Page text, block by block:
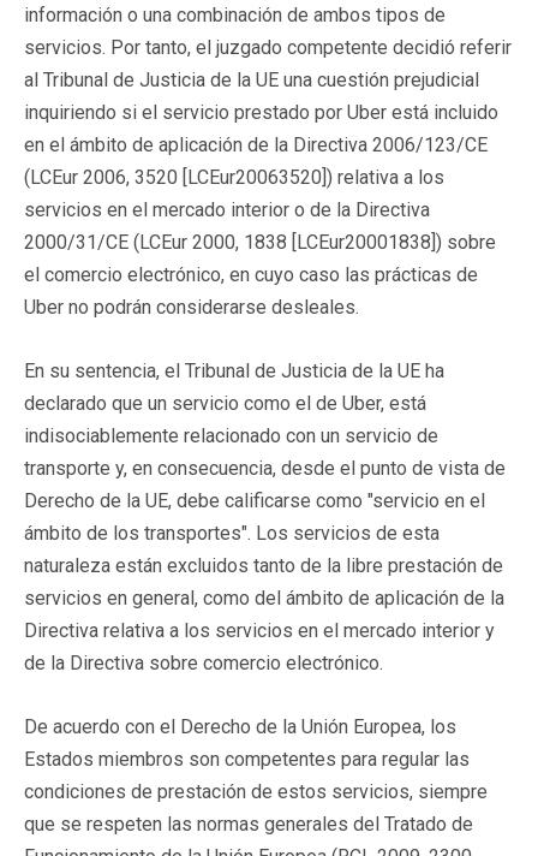
información o una combinación de ambos tipos de
servicios. Por tanto, el juzgado competente decidió referir
al Tribunal de Justicia de la UE una cuestión prejudicial
inquiriendo si el servicio prestado por Uber está incluido
en el ámbito de aplicación de la Directiva 2006/123/CE
(LCEur 2006, 3520 [LCEur20063520]) relativa a los
servicios en el mercado interior o de la Directiva
2000/31/CE (LCEur 2000, 1838 [LCEur20001838]) sobre
el comercio electrónico, en cuyo caso las prácticas de
Uber no podrán considerarse desleales.
En su sentencia, el Tribunal de Justicia de la UE ha
declarado que un servicio como el de Uber, está
indisociablemente relacionado con un servicio de
transporte y, en consecuencia, desde el punto de vista de
Derecho de la UE, debe calificarse como "servicio en el
ámbito de los transportes". Los servicios de esta
naturaleza están excluidos tanto de la libre prestación de
servicios en general, como del ámbito de aplicación de la
Directiva relativa a los servicios en el mercado interior y
de la Directiva sobre comercio electrónico.
De acuerdo con el Derecho de la Unión Europea, los
Estados miembros son competentes para regular las
condiciones de prestación de estos servicios, siempre
que se respeten las normas generales del Tratado de